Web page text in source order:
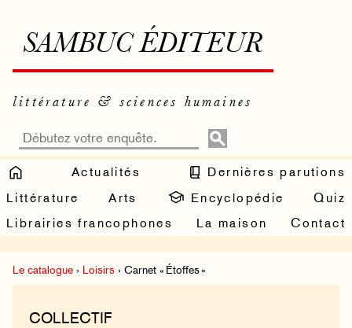
SAMBUC ÉDITEUR
littérature & sciences humaines
Actualités
Dernières parutions
Littérature
Arts Encyclopédie
Quiz
Librairies francophones
La maison Contact
Le catalogue › Loisirs › Carnet « Étoffes »
COLLECTIF